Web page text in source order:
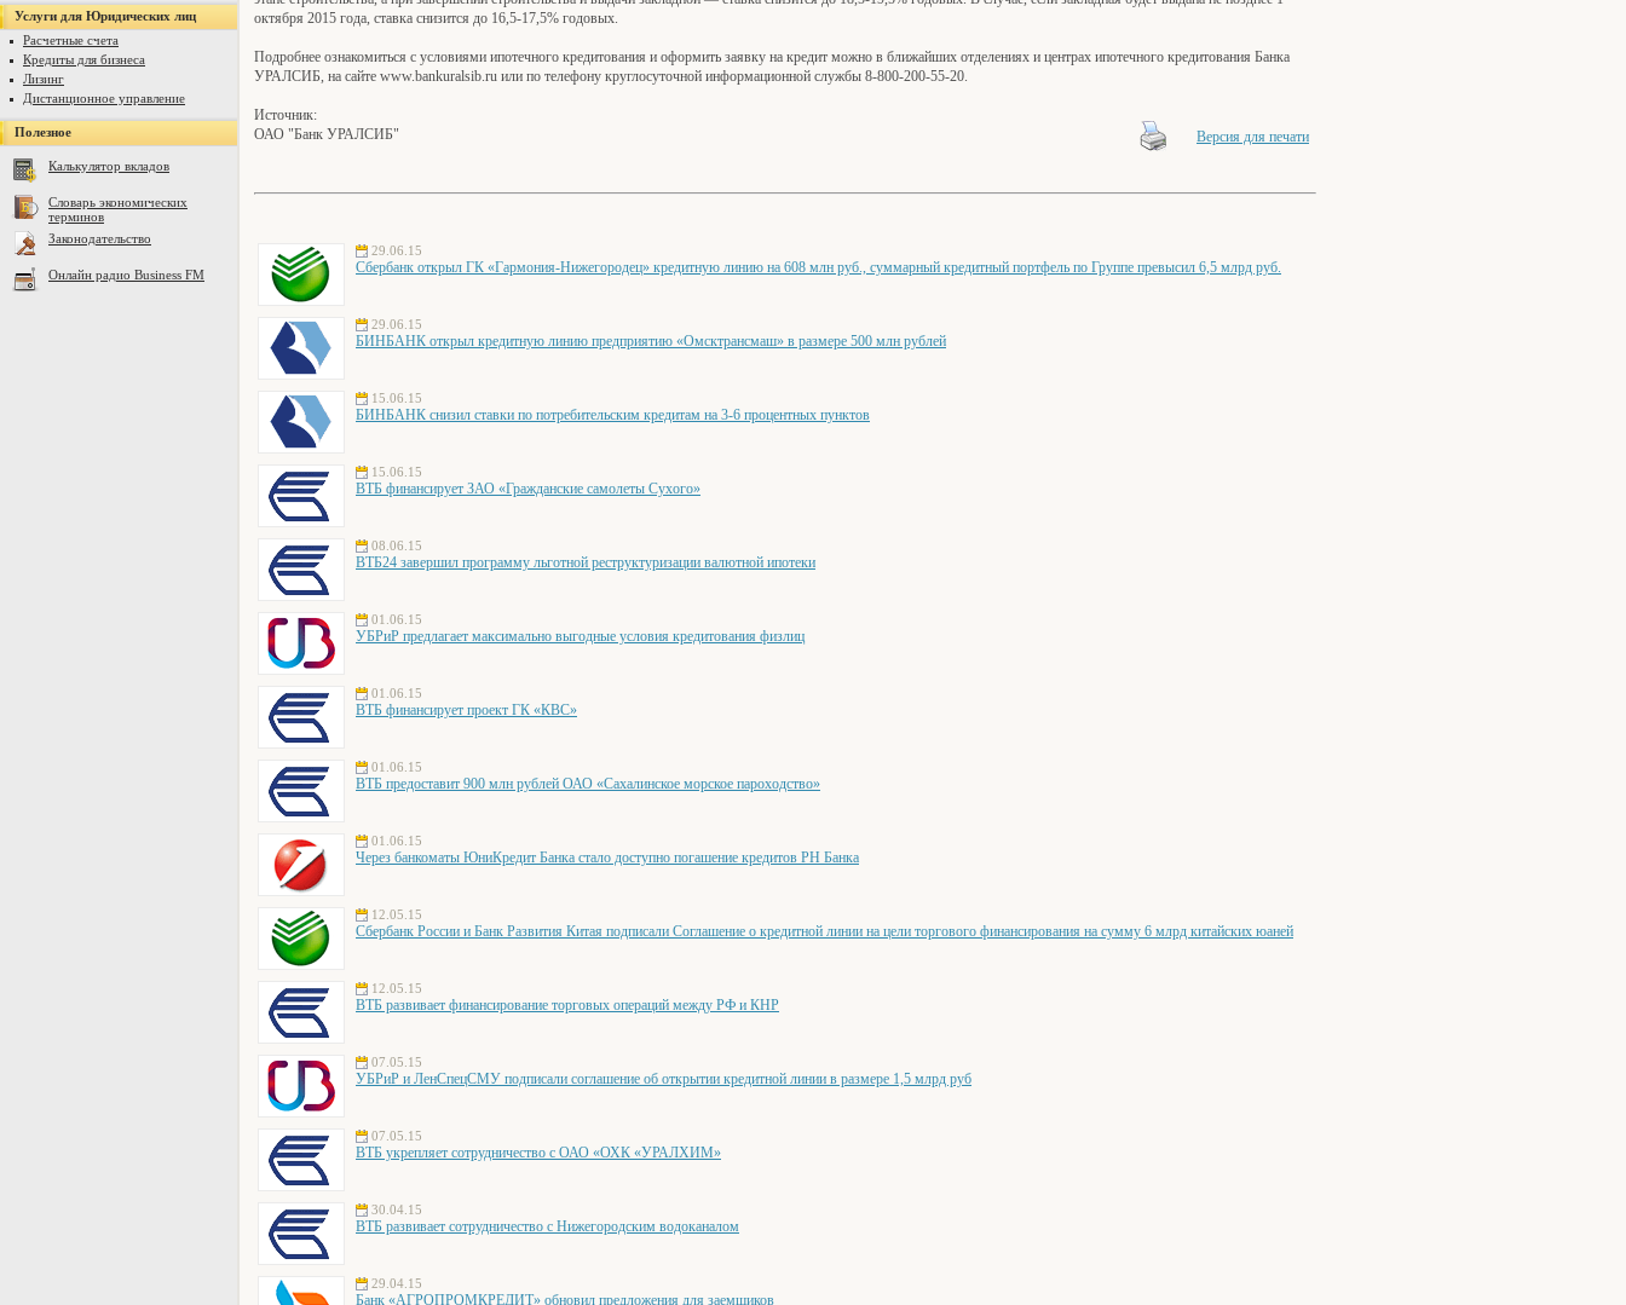
Услуги для Юридических лиц
Расчетные счета
Кредиты для бизнеса
Лизинг
Дистанционное управление
Полезное
Калькулятор вкладов
Словарь экономических
терминов
Законодательство
Онлайн радио Business FM
октября 2015 года, ставка снизится до 16,5-17,5% годовых.
Подробнее ознакомиться с условиями ипотечного кредитования и оформить заявку на кредит можно в ближайших отделениях и центрах ипотечного кредитования Банка
УРАЛСИБ, на сайте www.bankuralsib.ru или по телефону круглосуточной информационной службы 8-800-200-55-20.
Источник:
ОАО "Банк УРАЛСИБ"
Версия для печати
29.06.15
Сбербанк открыл ГК «Гармония-Нижегородец» кредитную линию на 608 млн руб., суммарный кредитный портфель по Группе превысил 6,5 млрд руб.
29.06.15
БИНБАНК открыл кредитную линию предприятию «Омсктрансмаш» в размере 500 млн рублей
15.06.15
БИНБАНК снизил ставки по потребительским кредитам на 3-6 процентных пунктов
15.06.15
ВТБ финансирует ЗАО «Гражданские самолеты Сухого»
08.06.15
ВТБ24 завершил программу льготной реструктуризации валютной ипотеки
01.06.15
УБРиР предлагает максимально выгодные условия кредитования физлиц
01.06.15
ВТБ финансирует проект ГК «КВС»
01.06.15
ВТБ предоставит 900 млн рублей ОАО «Сахалинское морское пароходство»
01.06.15
Через банкоматы ЮниКредит Банка стало доступно погашение кредитов РН Банка
12.05.15
Сбербанк России и Банк Развития Китая подписали Соглашение о кредитной линии на цели торгового финансирования на сумму 6 млрд китайских юаней
12.05.15
ВТБ развивает финансирование торговых операций между РФ и КНР
07.05.15
УБРиР и ЛенСпецСМУ подписали соглашение об открытии кредитной линии в размере 1,5 млрд руб
07.05.15
ВТБ укрепляет сотрудничество с ОАО «ОХК «УРАЛХИМ»
30.04.15
ВТБ развивает сотрудничество с Нижегородским водоканалом
29.04.15
Банк «АГРОПРОМКРЕДИТ» обновил предложения для заемщиков